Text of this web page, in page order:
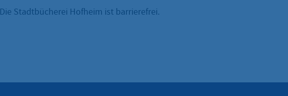
Die Stadtbücherei Hofheim ist barrierefrei.